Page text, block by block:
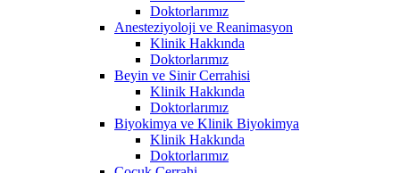
Doktorlarımız
Anesteziyoloji ve Reanimasyon
Klinik Hakkında
Doktorlarımız
Beyin ve Sinir Cerrahisi
Klinik Hakkında
Doktorlarımız
Biyokimya ve Klinik Biyokimya
Klinik Hakkında
Doktorlarımız